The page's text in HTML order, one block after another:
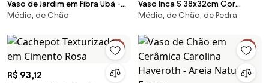
Vaso de Jardim em Fibra Ubá -
Médio, de Chão
Vaso Inca S 38x32cm Cor
Mármore Tramontina 92788010
Médio, de Chão, de Pedra
R$ 93,12